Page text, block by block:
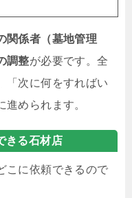
関係者（墓地管理
調整が必要です。全
「次に何をすればい
められます。
きる石材店
こに依頼できるので